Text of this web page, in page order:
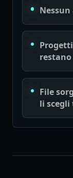
File
li scegli